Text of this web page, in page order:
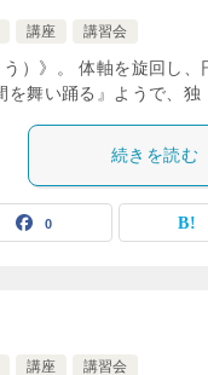
講座 講習会
）》。 体軸を旋回し、
を舞い踊る』ようで、
続きを読む
0
講座 講習会